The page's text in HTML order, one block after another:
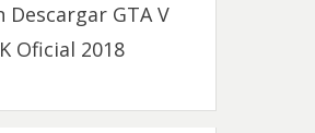
Descargar GTA V
Oficial 2018